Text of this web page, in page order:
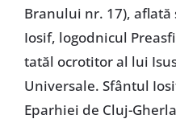
Branului nr. 17),
Iosif, logodnicul
tatăl ocrotitor al lui
Universale. Sfântul
Eparhiei de Cluj-